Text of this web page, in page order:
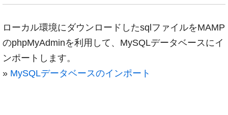
ローカル環境にダウンロードしたsqlファイルをMAMP
のphpMyAdminを利用して、MySQLデータベースにイ
ンポートします。
» MySQLデータベースのインポート